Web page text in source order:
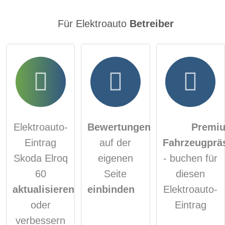
Für Elektroauto Betreiber
Elektroauto-
Eintrag
Skoda Elroq
60
aktualisieren
oder
verbessern
Bewertungen
auf der
eigenen
Seite
einbinden
- buchen für
diesen
Elektroauto-
Eintrag